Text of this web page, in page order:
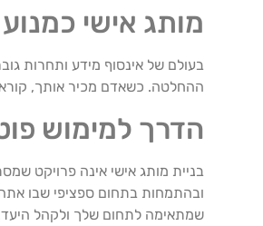
מותג אישי
בעולם של אינסוף מידע ותחרות
ההחלטה. כשאדם מכיר אותך,
הדרך למימוש
בניית מותג אישי אינה פרויקט
ובהתמחות בתחום ספציפי שבו
שמתאימה לתחום שלך ולקהל